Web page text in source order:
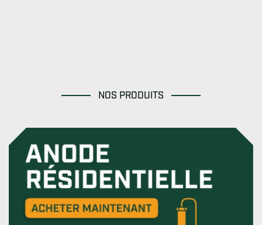
NOS PRODUITS